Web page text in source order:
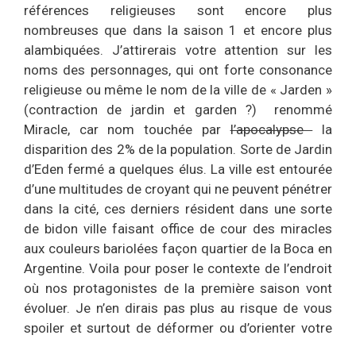
références religieuses sont encore plus
nombreuses que dans la saison 1 et encore plus
alambiquées. J’attirerais votre attention sur les
noms des personnages, qui ont forte consonance
religieuse ou même le nom de la ville de « Jarden »
(contraction de jardin et garden ?) renommé
Miracle, car nom touchée parl’apocalypsela
disparition des 2% de la population. Sorte de Jardin
d’Eden fermé a quelques élus. La ville est entourée
d’une multitudes de croyant qui ne peuvent pénétrer
dans la cité, ces derniers résident dans une sorte
de bidon ville faisant office de cour des miracles
aux couleurs bariolées façon quartier de la Boca en
Argentine. Voila pour poser le contexte de l’endroit
où nos protagonistes de la première saison vont
évoluer. Je n’en dirais pas plus au risque de vous
spoiler et surtout de déformer ou d’orienter votre